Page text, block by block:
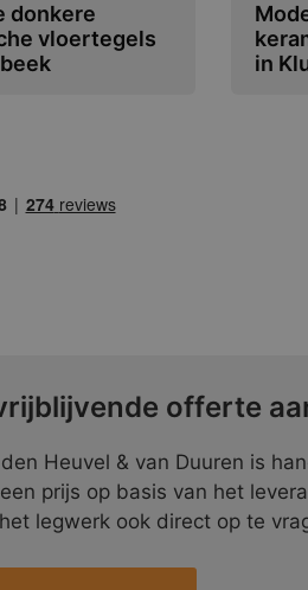
donkere
vloertegels
in
offerte
Heuvel & van Duuren is
prijs op basis van het
legwerk ook direct op te